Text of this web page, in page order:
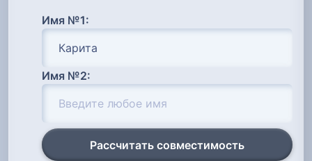
Имя №1:
Имя №2:
Рассчитать совместимость